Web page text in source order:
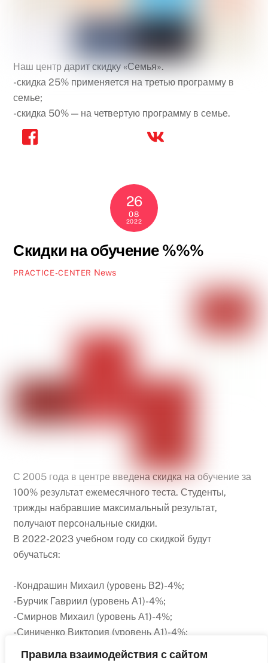
Правила взаимодействия с сайтом
Наш центр дарит скидку «Семья».
-скидка 25% применяется на третью программу в
семье;
-скидка 50% — на четвертую программу в семье.
26
08
2022
Скидки на обучение %%%
PRACTICE-CENTER News
С 2005 года в центре введена скидка на обучение за
100% результат ежемесячного теста. Студенты,
трижды набравшие максимальный результат,
получают персональные скидки.
В 2022-2023 учебном году со скидкой будут
обучаться:
-Кондрашин Михаил (уровень В2)-4%;
-Бурчик Гавриил (уровень А1)-4%;
-Смирнов Михаил (уровень А1)-4%;
-Синиченко Виктория (уровень А1)-4%;
-Адаменко Варвара (уровень pre-A1)-4%.